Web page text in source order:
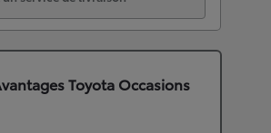
Toyota Occasions